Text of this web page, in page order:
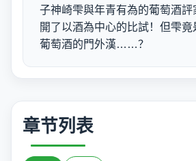
子神崎雫與年青有為的葡萄酒評
開了以酒為中心的比試！但雫竟
葡萄酒的門外漢……？
章节列表